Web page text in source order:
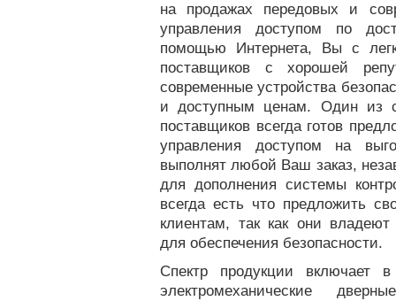
на продажах передовых и
управления доступом по
помощью Интернета, Вы с
поставщиков с хорошей
современные устройства
и доступным ценам. Один из
поставщиков всегда готов
управления доступом на
выполнят любой Ваш заказ,
для дополнения системы
всегда есть что предложить
клиентам, так как они
для обеспечения безопасности.
Спектр продукции включает
электромеханические